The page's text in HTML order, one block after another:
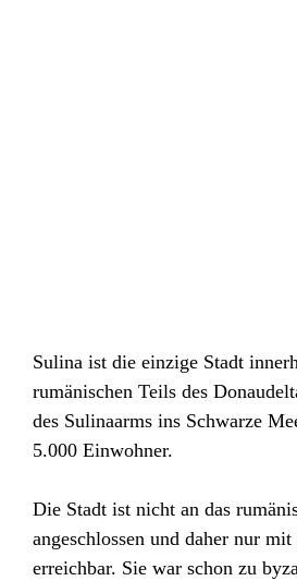
Sulina ist die einzige Stadt
rumänischen Teils des
des Sulinaarms ins Schwarze
5.000 Einwohner.
Die Stadt ist nicht an das
angeschlossen und daher nur
erreichbar. Sie war schon zu